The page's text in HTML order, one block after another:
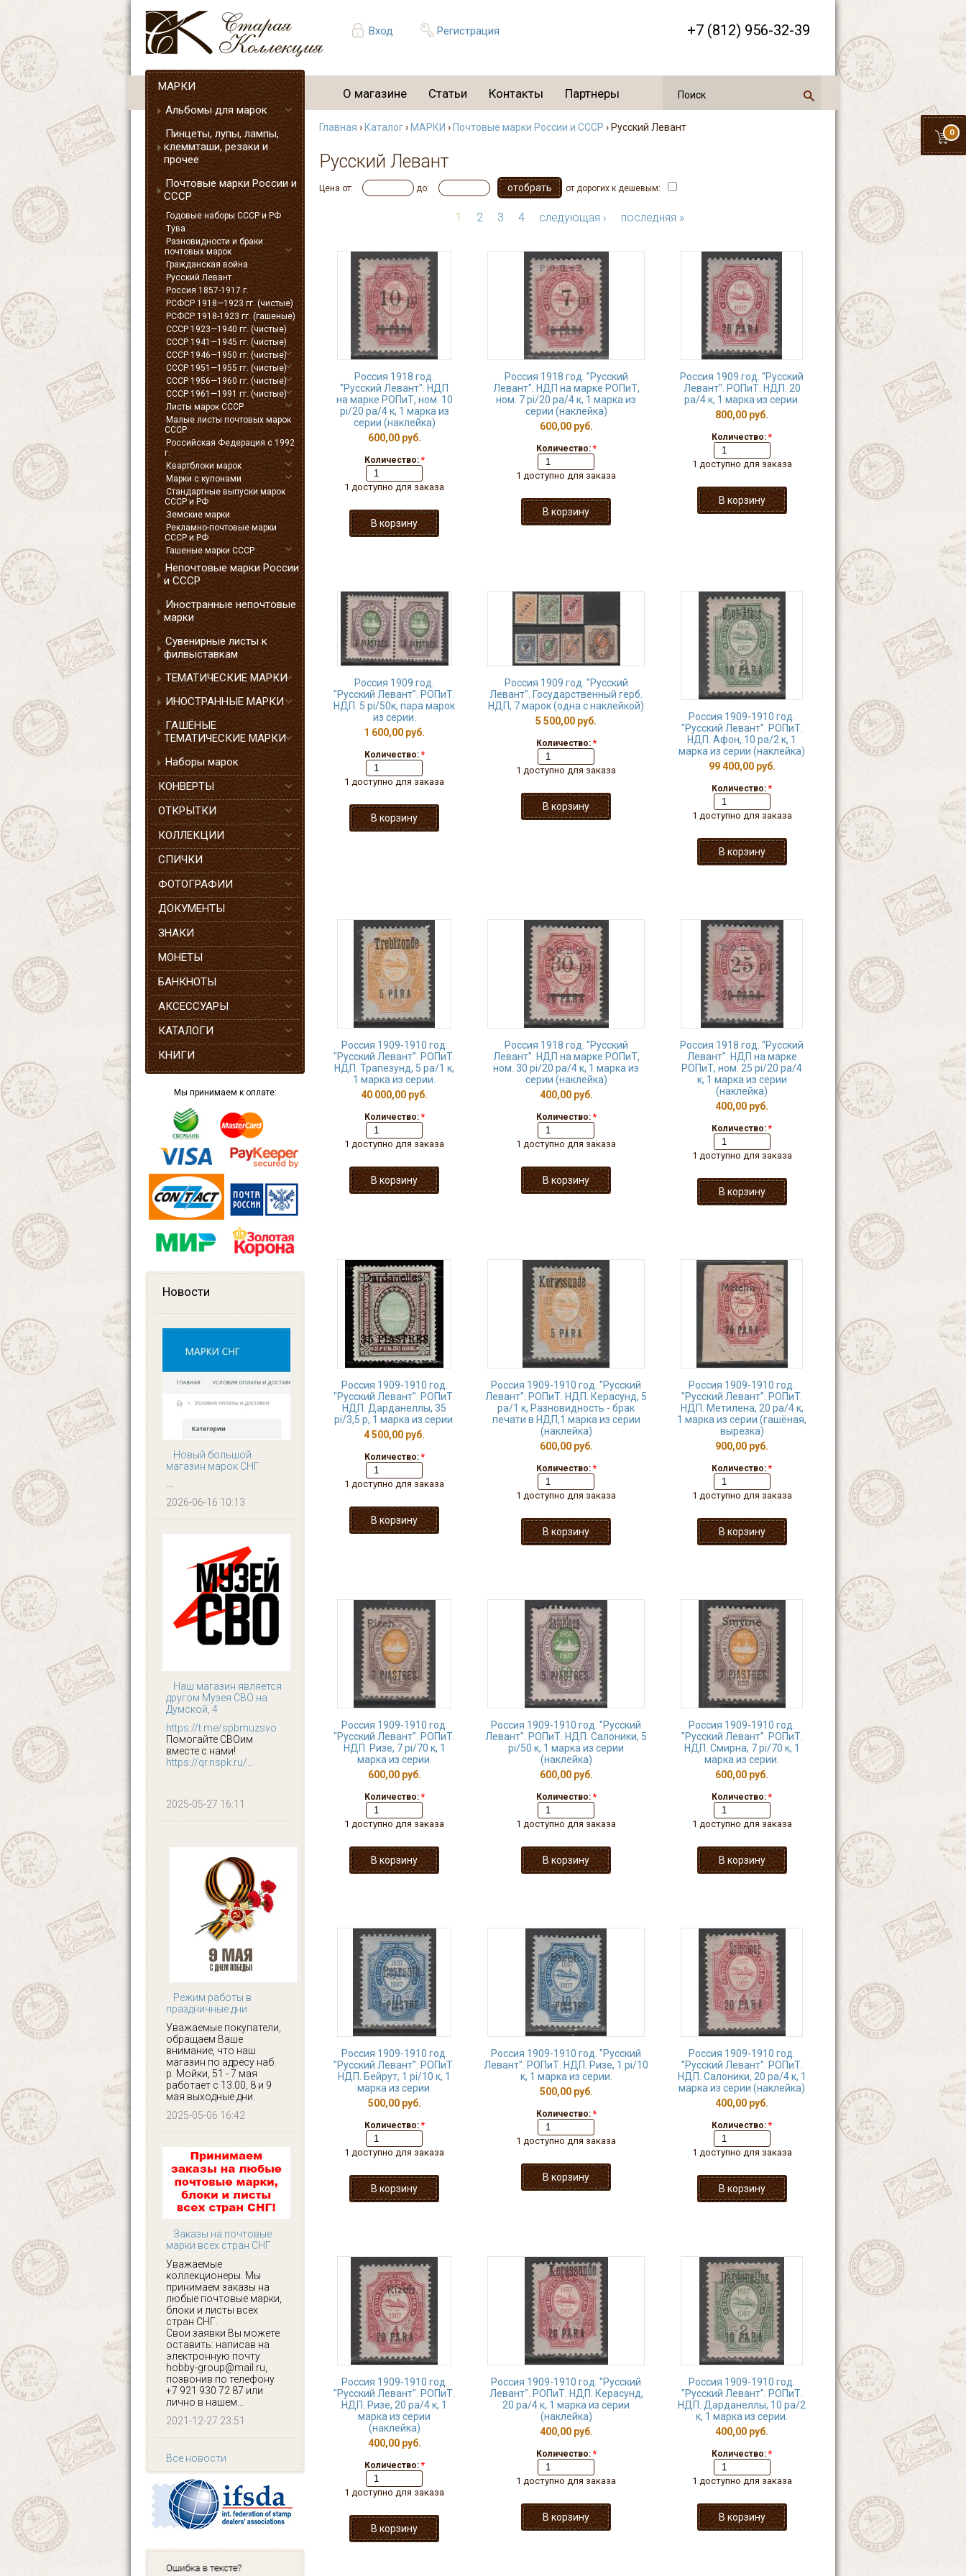
Вход Регистрация +7 (812) 956-32-39
0
О магазине Статьи Контакты Партнеры
МАРКИ
Альбомы для марок
Пинцеты, лупы, лампы,
клеммташи, резаки и
прочее
Почтовые марки России и
СССР
Годовые наборы СССР и РФ
Тува
Разновидности и браки
почтовых марок
Гражданская война
Русский Левант
Россия 1857-1917 г.
РСФСР 1918—1923 гг. (чистые)
РСФСР 1918-1923 гг. (гашеные)
СССР 1923—1940 гг. (чистые)
СССР 1941—1945 гг. (чистые)
СССР 1946—1950 гг. (чистые)
СССР 1951—1955 гг. (чистые)
СССР 1956—1960 гг. (чистые)
СССР 1961—1991 гг. (чистые)
Листы марок СССР
Малые листы почтовых марок
СССР
Российская Федерация с 1992
г.
Квартблоки марок
Марки с купонами
Стандартные выпуски марок
СССР и РФ
Земские марки
Рекламно-почтовые марки
СССР и РФ
Гашеные марки СССР
Непочтовые марки России
и СССР
Иностранные непочтовые
марки
Сувенирные листы к
филвыставкам
ТЕМАТИЧЕСКИЕ МАРКИ
ИНОСТРАННЫЕ МАРКИ
ГАШЁНЫЕ
ТЕМАТИЧЕСКИЕ МАРКИ
Наборы марок
КОНВЕРТЫ
ОТКРЫТКИ
КОЛЛЕКЦИИ
СПИЧКИ
ФОТОГРАФИИ
ДОКУМЕНТЫ
ЗНАКИ
МОНЕТЫ
БАНКНОТЫ
АКСЕССУАРЫ
КАТАЛОГИ
КНИГИ
Мы принимаем к оплате:
Новости
Новый большой
магазин марок СНГ
...
2026-06-16 10:13
Наш магазин является
другом Музея СВО на
Думской, 4
https://t.me/spbmuzsvo
Помогайте СВОим
вместе с нами!
https://qr.nspk.ru/...
2025-05-27 16:11
Режим работы в
праздничные дни
Уважаемые покупатели,
обращаем Ваше
внимание, что наш
магазин по адресу наб.
р. Мойки, 51 - 7 мая
работает с 13.00, 8 и 9
мая выходные дни.
2025-05-06 16:42
Заказы на почтовые
марки всех стран СНГ
Уважаемые
коллекционеры. Мы
принимаем заказы на
любые почтовые марки,
блоки и листы всех
стран СНГ.
Свои заявки Вы можете
оставить: написав на
электронную почту
hobby-group@mail.ru,
позвонив по телефону
+7 921 930 72 87 или
лично в нашем...
2021-12-27 23:51
Все новости
Главная › Каталог› МАРКИ › Почтовые марки России и СССР › Русский Левант
Русский Левант
Цена от: до: от дорогих к дешевым:
1 2 3 4 следующая › последняя »
Россия 1918 год.
"Русский Левант". НДП
на марке РОПиТ, ном. 10
pi/20 pa/4 к, 1 марка из
серии (наклейка)
600,00 руб.
Количество: *
1 доступно для заказа
Россия 1918 год. "Русский
Левант". НДП на марке РОПиТ,
ном. 7 pi/20 pa/4 к, 1 марка из
серии (наклейка)
600,00 руб.
Количество: *
1 доступно для заказа
Россия 1909 год. "Русский
Левант". РОПиТ. НДП. 20
pа/4 к, 1 марка из серии.
800,00 руб.
Количество: *
1 доступно для заказа
Россия 1909 год.
"Русский Левант". РОПиТ.
НДП. 5 pi/50к, пара марок
из серии.
1 600,00 руб.
Количество: *
1 доступно для заказа
Россия 1909 год. "Русский
Левант". Государственный герб.
НДП, 7 марок (одна с наклейкой)
5 500,00 руб.
Количество: *
1 доступно для заказа
Россия 1909-1910 год.
"Русский Левант". РОПиТ.
НДП. Афон, 10 ра/2 к, 1
марка из серии (наклейка)
99 400,00 руб.
Количество: *
1 доступно для заказа
Россия 1909-1910 год.
"Русский Левант". РОПиТ.
НДП. Трапезунд, 5 ра/1 к,
1 марка из серии.
40 000,00 руб.
Количество: *
1 доступно для заказа
Россия 1918 год. "Русский
Левант". НДП на марке РОПиТ,
ном. 30 pi/20 pa/4 к, 1 марка из
серии (наклейка)
400,00 руб.
Количество: *
1 доступно для заказа
Россия 1918 год. "Русский
Левант". НДП на марке
РОПиТ, ном. 25 pi/20 pa/4
к, 1 марка из серии
(наклейка)
400,00 руб.
Количество: *
1 доступно для заказа
Россия 1909-1910 год.
"Русский Левант". РОПиТ.
НДП. Дарданеллы, 35
рi/3,5 р, 1 марка из серии.
4 500,00 руб.
Количество: *
1 доступно для заказа
Россия 1909-1910 год. "Русский
Левант". РОПиТ. НДП. Керасунд, 5
ра/1 к, Разновидность - брак
печати в НДП,1 марка из серии
(наклейка)
600,00 руб.
Количество: *
1 доступно для заказа
Россия 1909-1910 год.
"Русский Левант". РОПиТ.
НДП. Метилена, 20 ра/4 к,
1 марка из серии (гашёная,
вырезка)
900,00 руб.
Количество: *
1 доступно для заказа
Россия 1909-1910 год.
"Русский Левант". РОПиТ.
НДП. Ризе, 7 рi/70 к, 1
марка из серии.
600,00 руб.
Количество: *
1 доступно для заказа
Россия 1909-1910 год. "Русский
Левант". РОПиТ. НДП. Салоники, 5
рi/50 к, 1 марка из серии
(наклейка)
600,00 руб.
Количество: *
1 доступно для заказа
Россия 1909-1910 год.
"Русский Левант". РОПиТ.
НДП. Смирна, 7 рi/70 к, 1
марка из серии.
600,00 руб.
Количество: *
1 доступно для заказа
Россия 1909-1910 год.
"Русский Левант". РОПиТ.
НДП. Бейрут, 1 рi/10 к, 1
марка из серии.
500,00 руб.
Количество: *
1 доступно для заказа
Россия 1909-1910 год. "Русский
Левант". РОПиТ. НДП. Ризе, 1 рi/10
к, 1 марка из серии.
500,00 руб.
Количество: *
1 доступно для заказа
Россия 1909-1910 год.
"Русский Левант". РОПиТ.
НДП. Салоники, 20 ра/4 к, 1
марка из серии (наклейка)
400,00 руб.
Количество: *
1 доступно для заказа
Россия 1909-1910 год.
"Русский Левант". РОПиТ.
НДП. Ризе, 20 ра/4 к, 1
марка из серии
(наклейка)
400,00 руб.
Количество: *
1 доступно для заказа
Россия 1909-1910 год. "Русский
Левант". РОПиТ. НДП. Керасунд,
20 ра/4 к, 1 марка из серии
(наклейка)
400,00 руб.
Количество: *
1 доступно для заказа
Россия 1909-1910 год.
"Русский Левант". РОПиТ.
НДП. Дарданеллы, 10 ра/2
к, 1 марка из серии.
400,00 руб.
Количество: *
1 доступно для заказа